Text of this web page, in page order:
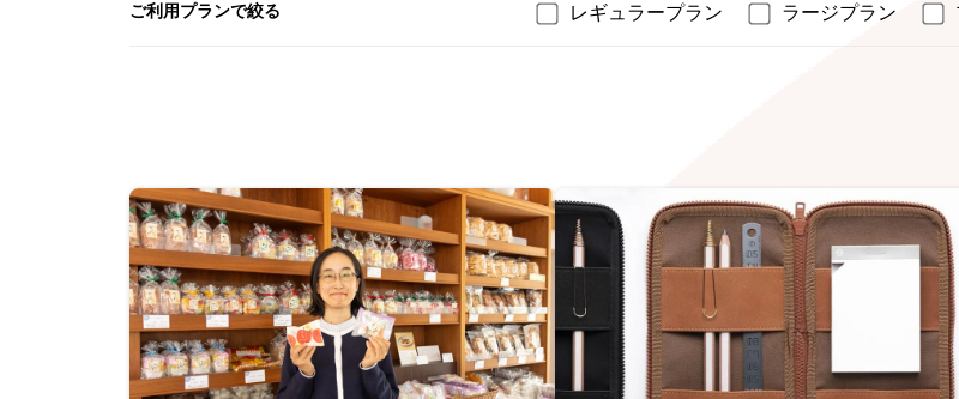
ご利用プランで絞る レギュラープラン ラージプラン